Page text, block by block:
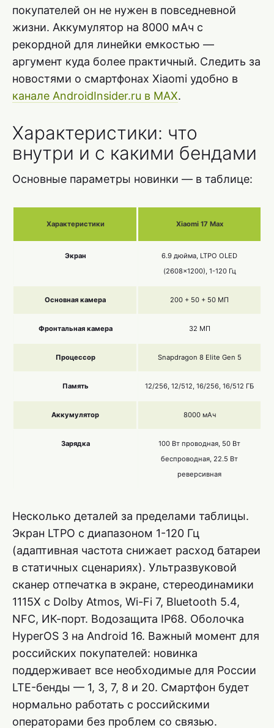
покупателей он не нужен в повседневной
жизни. Аккумулятор на 8000 мАч с
рекордной для линейки емкостью —
аргумент куда более практичный. Следить за
новостями о смартфонах Xiaomi удобно в
канале AndroidInsider.ru в MAX.
Характеристики: что
внутри и с какими бендами
Основные параметры новинки — в таблице:
Характеристики Xiaomi 17 Max
Экран
6.9 дюйма, LTPO OLED
(2608×1200), 1-120 Гц
Основная камера 200 + 50 + 50 МП
Фронтальная камера 32 МП
Процессор Snapdragon 8 Elite Gen 5
Память 12/256, 12/512, 16/256, 16/512 ГБ
Аккумулятор 8000 мАч
Зарядка
100 Вт проводная, 50 Вт
беспроводная, 22.5 Вт
реверсивная
Несколько деталей за пределами таблицы.
Экран LTPO с диапазоном 1-120 Гц
(адаптивная частота снижает расход батареи
в статичных сценариях). Ультразвуковой
сканер отпечатка в экране, стереодинамики
1115X с Dolby Atmos, Wi-Fi 7, Bluetooth 5.4,
NFC, ИК-порт. Водозащита IP68. Оболочка
HyperOS 3 на Android 16. Важный момент для
российских покупателей: новинка
поддерживает все необходимые для России
LTE-бенды — 1, 3, 7, 8 и 20. Смартфон будет
нормально работать с российскими
операторами без проблем со связью.